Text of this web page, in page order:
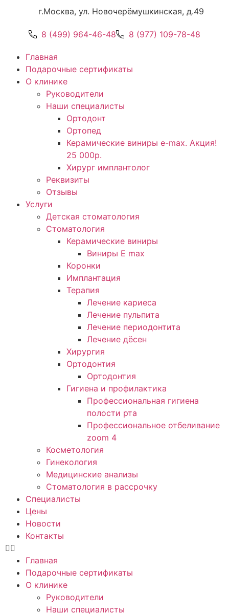
г.Москва, ул. Новочерёмушкинская, д.49
8 (499) 964-46-48 8 (977) 109-78-48
Главная
Подарочные сертификаты
О клинике
Руководители
Наши специалисты
Ортодонт
Ортопед
Керамические виниры e-max. Акция!
25 000р.
Хирург имплантолог
Реквизиты
Отзывы
Услуги
Детская стоматология
Стоматология
Керамические виниры
Виниры E max
Коронки
Имплантация
Терапия
Лечение кариеса
Лечение пульпита
Лечение периодонтита
Лечение дёсен
Хирургия
Ортодонтия
Ортодонтия
Гигиена и профилактика
Профессиональная гигиена
полости рта
Профессиональное отбеливание
zoom 4
Косметология
Гинекология
Медицинские анализы
Стоматология в рассрочку
Специалисты
Цены
Новости
Контакты
Главная
Подарочные сертификаты
О клинике
Руководители
Наши специалисты